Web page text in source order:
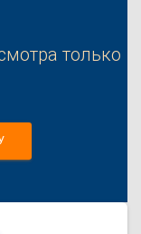
только